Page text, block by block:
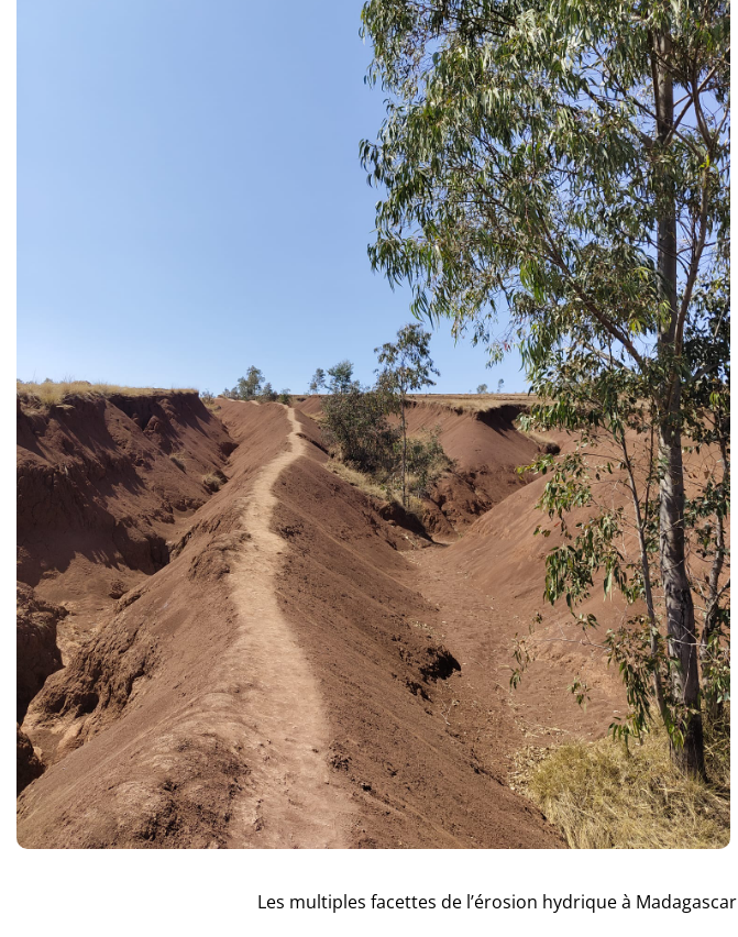
Les multiples facettes de l’érosion hydrique à Madagascar